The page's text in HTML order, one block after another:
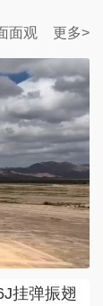
面观 更多>
挂弹振翅